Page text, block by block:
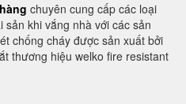
chuyên cung cấp các loại
khi vắng nhà với các sản
chống cháy được sản xuất bởi
thương hiệu welko fire resistant